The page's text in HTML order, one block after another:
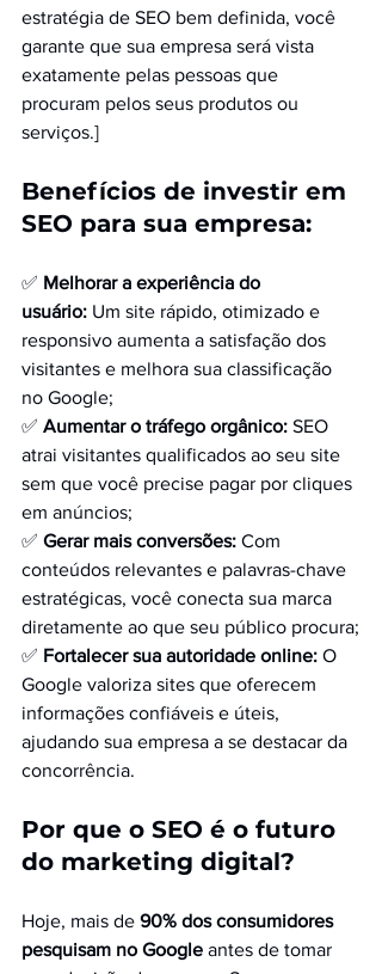
estratégia de SEO bem definida, você
garante que sua empresa será vista
exatamente pelas pessoas que
procuram pelos seus produtos ou
serviços.]
Benefícios de investir em
SEO para sua empresa:
✅ Melhorar a experiência do
usuário: Um site rápido, otimizado e
responsivo aumenta a satisfação dos
visitantes e melhora sua classificação
no Google;
✅ Aumentar o tráfego orgânico: SEO
atrai visitantes qualificados ao seu site
sem que você precise pagar por cliques
em anúncios;
✅ Gerar mais conversões: Com
conteúdos relevantes e palavras-chave
estratégicas, você conecta sua marca
diretamente ao que seu público procura;
✅ Fortalecer sua autoridade online: O
Google valoriza sites que oferecem
informações confiáveis e úteis,
ajudando sua empresa a se destacar da
concorrência.
Por que o SEO é o futuro
do marketing digital?
Hoje, mais de 90% dos consumidores
pesquisam no Google antes de tomar